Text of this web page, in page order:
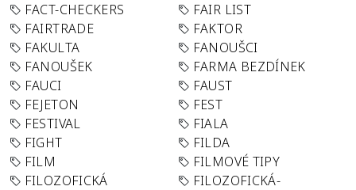
FACT-CHECKERS
FAIR LIST
FAIRTRADE
FAKTOR
FAKULTA
FANOUŠCI
FANOUŠEK
FARMA BEZDÍNEK
FAUCI
FAUST
FEJETON
FEST
FESTIVAL
FIALA
FIGHT
FILDA
FILM
FILMOVÉ TIPY
FILOZOFICKÁ
FILOZOFICKÁ-